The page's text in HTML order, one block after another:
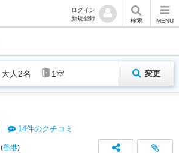
ログイン
新規登録
検索 MENU
大人 2名 1室 変更
14件のクチコミ
(香港)